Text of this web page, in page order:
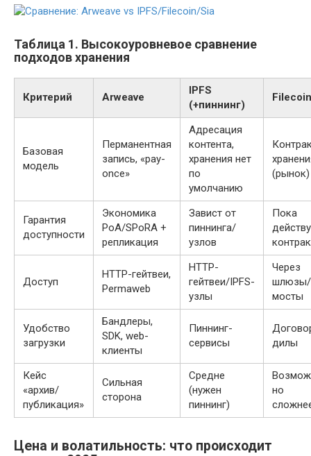
Таблица 1. Высокоуровневое сравнение
подходов хранения
Критерий Arweave
IPFS
(+пиннинг)
Filecoin
Базовая
модель
Перманентная
запись, «pay-
once»
Адресация
контента,
хранения нет
по
умолчанию
(рынок)
Гарантия
доступности
Экономика
PoA/SPoRA +
репликация
Завист от
пиннинга/
узлов
Пока
Доступ
HTTP-гейтвеи,
Permaweb
HTTP-
гейтвеи/IPFS-
узлы
Через
шлюзы/
мосты
Удобство
загрузки
Бандлеры,
SDK, web-
клиенты
Пиннинг-
сервисы
дилы
Кейс
«архив/
публикация»
Сильная
сторона
Средне
(нужен
пиннинг)
но
Цена и волатильность: что происходит